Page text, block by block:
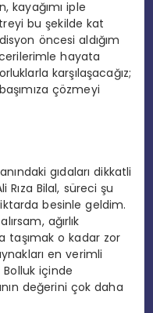
kayağımı iple
bu şekilde kat
öncesi aldığım
hayata
karşılaşacağız;
çözmeyi
gıdaları dikkatli
Rıza Bilal, süreci şu
besinle geldim.
ağırlık
taşımak o kadar zor
en verimli
Bolluk içinde
değerini çok daha